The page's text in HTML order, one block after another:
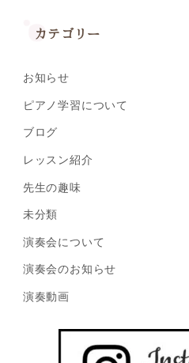
カテゴリー
お知らせ
ピアノ学習について
ブログ
レッスン紹介
先生の趣味
未分類
演奏会について
演奏会のお知らせ
演奏動画